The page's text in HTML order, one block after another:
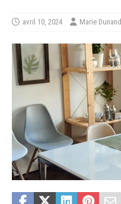
avril 10, 2024 Marie Dunand